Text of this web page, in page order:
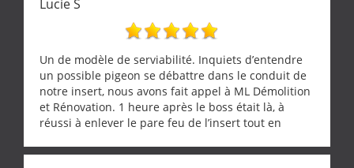
Lucie S
Un de modèle de serviabilité. Inquiets d’entendre
un possible pigeon se débattre dans le conduit de
notre insert, nous avons fait appel à ML Démolition
et Rénovation. 1 heure après le boss était là, à
réussi à enlever le pare feu de l’insert tout en
tourterelle et s’est ensuite patiemment occupé de